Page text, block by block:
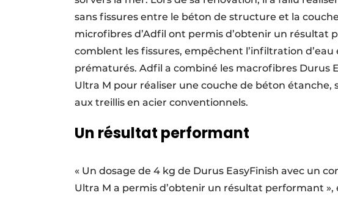
sans fissures entre le béton de structure et la
microfibres d’Adfil ont permis d’obtenir un résultat
comblent les fissures, empêchent l’infiltration
prématurés. Adfil a combiné les macrofibres Durus
Ultra M pour réaliser une couche de béton étanche,
aux treillis en acier conventionnels.
Un résultat performant
« Un dosage de 4 kg de Durus EasyFinish avec un
Ultra M a permis d’obtenir un résultat performant